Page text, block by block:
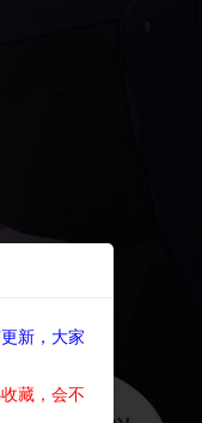
新，大家
藏，会不